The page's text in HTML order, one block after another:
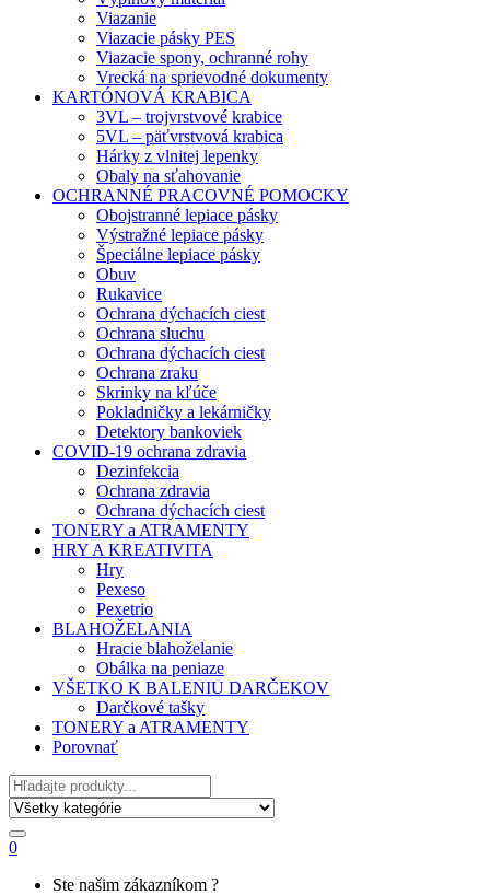
Viazanie
Viazacie pásky PES
Viazacie spony, ochranné rohy
Vrecká na sprievodné dokumenty
KARTÓNOVÁ KRABICA
3VL – trojvrstvové krabice
5VL – päťvrstvová krabica
Hárky z vlnitej lepenky
Obaly na sťahovanie
OCHRANNÉ PRACOVNÉ POMOCKY
Obojstranné lepiace pásky
Výstražné lepiace pásky
Špeciálne lepiace pásky
Obuv
Rukavice
Ochrana dýchacích ciest
Ochrana sluchu
Ochrana dýchacích ciest
Ochrana zraku
Skrinky na kľúče
Pokladničky a lekárničky
Detektory bankoviek
COVID-19 ochrana zdravia
Dezinfekcia
Ochrana zdravia
Ochrana dýchacích ciest
TONERY a ATRAMENTY
HRY A KREATIVITA
Hry
Pexeso
Pexetrio
BLAHOŽELANIA
Hracie blahoželanie
Obálka na peniaze
VŠETKO K BALENIU DARČEKOV
Darčkové tašky
TONERY a ATRAMENTY
Porovnať
Hľadať
0
Ste našim zákazníkom ?